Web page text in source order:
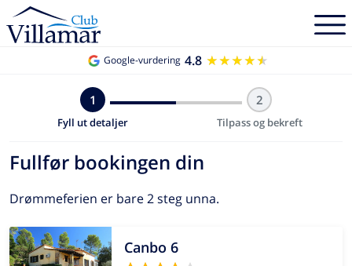
Google-vurdering 4.8 ★★★★★
★★★★★
1
Fyll ut detaljer
2
Tilpass og bekreft
Fullfør bookingen din
Drømmeferien er bare 2 steg unna.
Canbo 6